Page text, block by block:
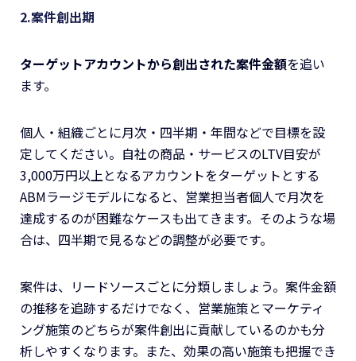
2.案件創出期
ターゲットアカウントから創出された案件金額を追い
ます。
個人・組織ごとに月次・四半期・年間などで目標を設
定してください。自社の商品・サービスのLTV目安が
3,000万円以上となるアカウントをターゲットとする
ABMラージモデルになると、営業担当者個人で月次を
達成するのが困難なケースも出てきます。そのような場
合は、四半期で見るなどの調整が必要です。
案件は、リードソースごとに分類しましょう。案件金額
の推移を追跡するだけでなく、営業施策とマーケティ
ング施策のどちらが案件創出に貢献しているのかも分
析しやすくなります。また、効果の高い施策も把握でき